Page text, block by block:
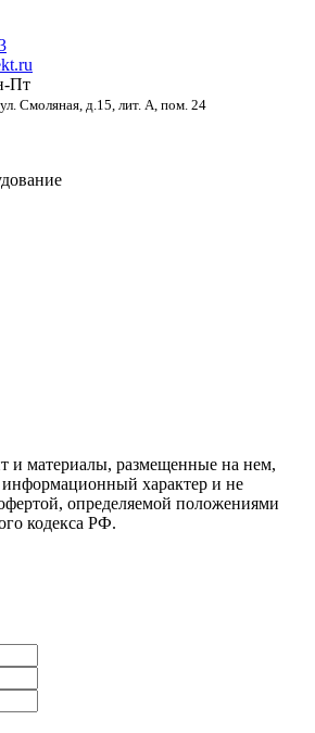
Пт
Смоляная, д.15, лит. А, пом. 24
и материалы, размещенные на нем,
характер и не
определяемой положениями
кодекса РФ.